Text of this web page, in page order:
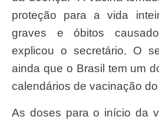
proteção para a vida
graves e óbitos
explicou o secretário. O
ainda que o Brasil tem um
calendários de vacinação
As doses para o início da vacinação já foram